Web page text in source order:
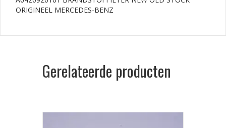
ORIGINEEL MERCEDES-BENZ
Gerelateerde producten